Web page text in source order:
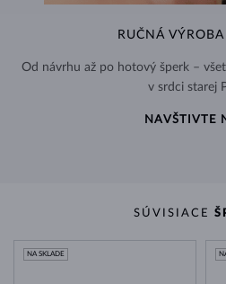
RUČNÁ VÝROBA
Od návrhu až po hotový šperk –
v srdci starej
NAVŠTIVTE
SÚVISIACE
NA SKLADE